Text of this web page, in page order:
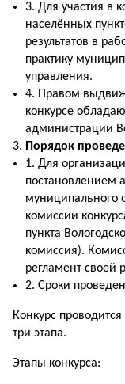
3. Для участия в
населённых
результатов в
практику
управления.
4. Правом
конкурсе
администрации
Порядок
1. Для
постановлением
муниципального
комиссии
пункта
комиссия).
регламент своей
2. Сроки
Конкурс
три этапа.
Этапы конкурса: